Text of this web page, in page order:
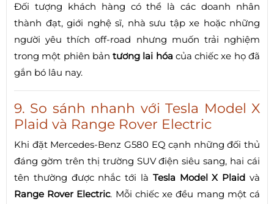
Đối tượng khách hàng có thể là các doanh nhân
thành đạt, giới nghệ sĩ, nhà sưu tập xe hoặc những
người yêu thích off-road nhưng muốn trải nghiệm
trong một phiên bảntương lai hóa của chiếc xe họ đã
gắn bó lâu nay.
9. So sánh nhanh với Tesla Model X
Plaid và Range Rover Electric
Khi đặt Mercedes-Benz G580 EQ cạnh những đối thủ
đáng gờm trên thị trường SUV điện siêu sang, hai cái
tên thường được nhắc tới là Tesla Model X Plaid và
Range Rover Electric. Mỗi chiếc xe đều mang một cá